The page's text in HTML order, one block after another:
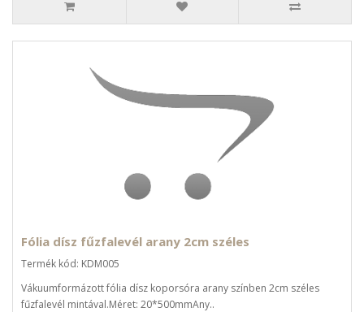
Fólia dísz fűzfalevél arany 2cm széles
Termék kód: KDM005
Vákuumformázott fólia dísz koporsóra arany színben 2cm széles
fűzfalevél mintával.Méret: 20*500mmAny..